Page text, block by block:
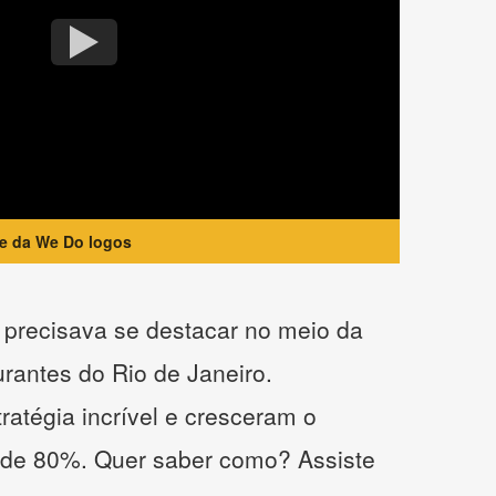
da We Do logos
se destacar no meio da
do Rio de Janeiro.
incrível e cresceram o
80%. Quer saber como? Assiste